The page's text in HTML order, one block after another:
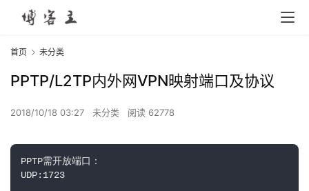
首页 未分类
PPTP/L2TP内外网VPN映射端口及协议
2018/10/18 03:27 未分类 阅读 62778
PPTP需开放端口：
UDP:1723